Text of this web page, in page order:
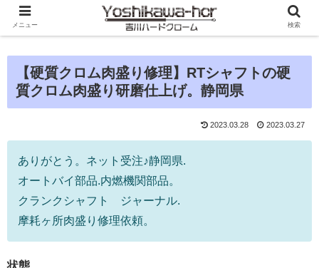
【硬質クロム肉盛り修理】RTシャフトの硬
質クロム肉盛り研磨仕上げ。静岡県
2023.03.28 2023.03.27
ありがとう。ネット受注♪静岡県.
オートバイ部品.内燃機関部品。
クランクシャフト ジャーナル.
摩耗ヶ所肉盛り修理依頼。
状態
メニュー 検索